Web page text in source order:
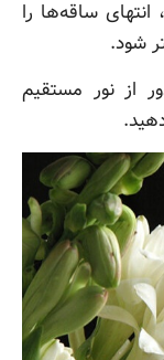
انتهای ساقه‌ها را
شود.
از نور مستقیم